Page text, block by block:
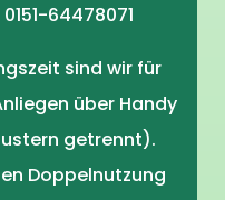
64478071
sind wir für
über Handy
getrennt).
Doppelnutzung